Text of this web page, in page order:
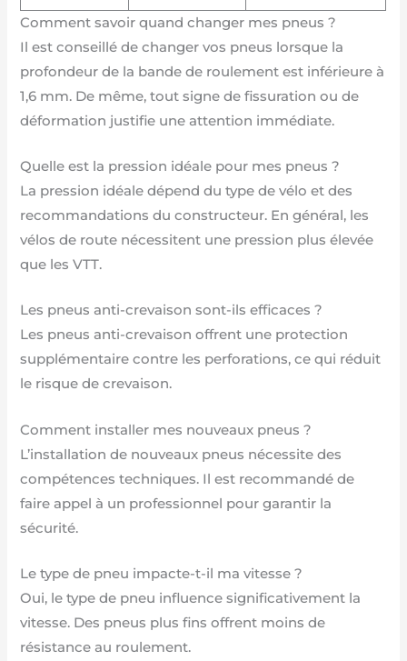
Comment savoir quand changer mes pneus ?
Il est conseillé de changer vos pneus lorsque la
profondeur de la bande de roulement est inférieure à
1,6 mm. De même, tout signe de fissuration ou de
déformation justifie une attention immédiate.
Quelle est la pression idéale pour mes pneus ?
La pression idéale dépend du type de vélo et des
recommandations du constructeur. En général, les
vélos de route nécessitent une pression plus élevée
que les VTT.
Les pneus anti-crevaison sont-ils efficaces ?
Les pneus anti-crevaison offrent une protection
supplémentaire contre les perforations, ce qui réduit
le risque de crevaison.
Comment installer mes nouveaux pneus ?
L’installation de nouveaux pneus nécessite des
compétences techniques. Il est recommandé de
faire appel à un professionnel pour garantir la
sécurité.
Le type de pneu impacte-t-il ma vitesse ?
Oui, le type de pneu influence significativement la
vitesse. Des pneus plus fins offrent moins de
résistance au roulement.